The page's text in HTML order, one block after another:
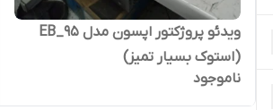
ویدئو پروژکتور اپسون مدل EB_95
(استوک بسیار تمیز)
ناموجود